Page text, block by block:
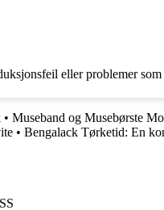
eller problemer
• Museband og Musebørste
• Bengalack Tørketid: En